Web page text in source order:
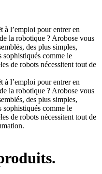
à l’emploi pour entrer en
la robotique ? Arobose vous
des plus simples,
sophistiqués comme le
de robots nécessitent tout de
à l’emploi pour entrer en
la robotique ? Arobose vous
des plus simples,
sophistiqués comme le
de robots nécessitent tout de